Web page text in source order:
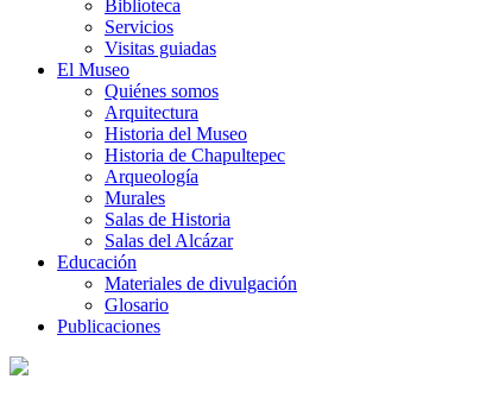
Biblioteca
Servicios
Visitas guiadas
El Museo
Quiénes somos
Arquitectura
Historia del Museo
Historia de Chapultepec
Arqueología
Murales
Salas de Historia
Salas del Alcázar
Educación
Materiales de divulgación
Glosario
Publicaciones